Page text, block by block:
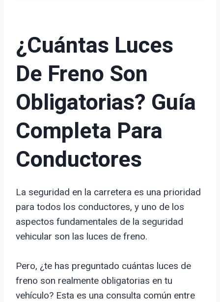
¿Cuántas Luces
De Freno Son
Obligatorias? Guía
Completa Para
Conductores
La seguridad en la carretera es una prioridad
para todos los conductores, y uno de los
aspectos fundamentales de la seguridad
vehicular son las luces de freno.
Pero, ¿te has preguntado cuántas luces de
freno son realmente obligatorias en tu
vehículo? Esta es una consulta común entre